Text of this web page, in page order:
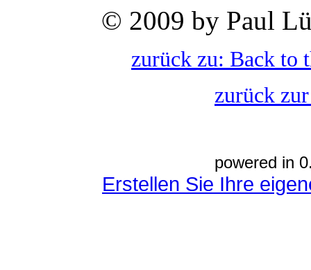
© 2009 by Paul
zurück zu: Back to
zurück
powered in
Erstellen Sie Ihre